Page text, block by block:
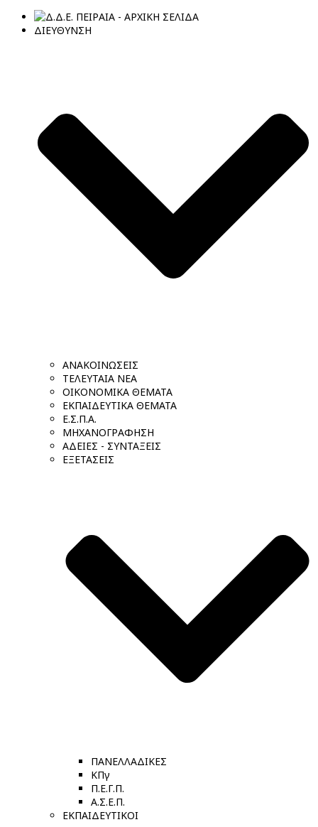
ΔΙΕΥΘΥΝΣΗ
ΑΝΑΚΟΙΝΩΣΕΙΣ
ΤΕΛΕΥΤΑΙΑ ΝΕΑ
ΟΙΚΟΝΟΜΙΚΑ ΘΕΜΑΤΑ
ΕΚΠΑΙΔΕΥΤΙΚΑ ΘΕΜΑΤΑ
Ε.Σ.Π.Α.
ΜΗΧΑΝΟΓΡΑΦΗΣΗ
ΑΔΕΙΕΣ - ΣΥΝΤΑΞΕΙΣ
ΕΞΕΤΑΣΕΙΣ
ΠΑΝΕΛΛΑΔΙΚΕΣ
ΚΠγ
Π.Ε.Γ.Π.
Α.Σ.Ε.Π.
ΕΚΠΑΙΔΕΥΤΙΚΟΙ